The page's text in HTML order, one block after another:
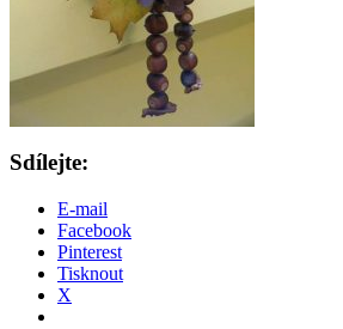
Sdílejte:
E-mail
Facebook
Pinterest
Tisknout
X